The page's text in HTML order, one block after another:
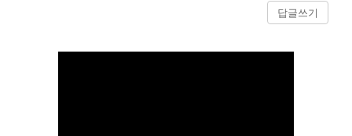
답글쓰기